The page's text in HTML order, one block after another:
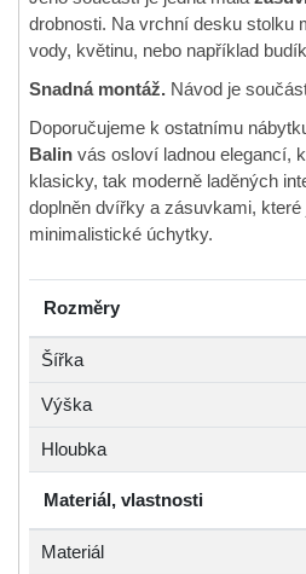
drobnosti. Na vrchní desku stolku
vody, květinu, nebo například
Snadná montáž. Návod je
Doporučujeme k ostatnímu
Balin vás osloví ladnou elegancí,
klasicky, tak moderně laděných
doplněn dvířky a zásuvkami,
minimalistické úchytky.
Rozměry
Šířka
Výška
Hloubka
Materiál, vlastnosti
Materiál